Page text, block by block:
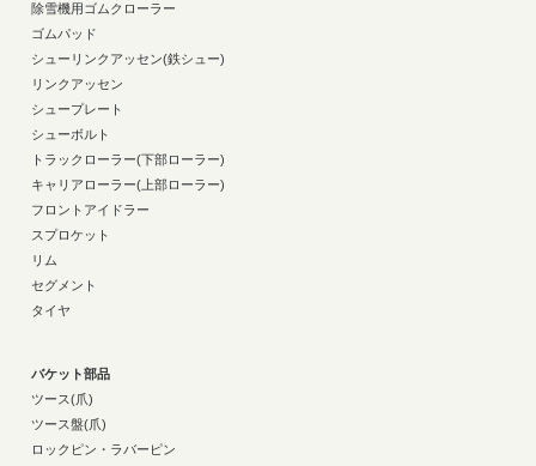
除雪機用ゴムクローラー
ゴムパッド
シューリンクアッセン(鉄シュー)
リンクアッセン
シュープレート
シューボルト
トラックローラー(下部ローラー)
キャリアローラー(上部ローラー)
フロントアイドラー
スプロケット
リム
セグメント
タイヤ
バケット部品
ツース(爪)
ツース盤(爪)
ロックピン・ラバーピン